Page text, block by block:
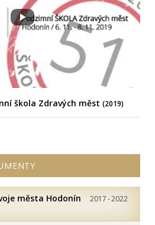
škola Zdravých měst (2019)
města Hodonín
2017-2022